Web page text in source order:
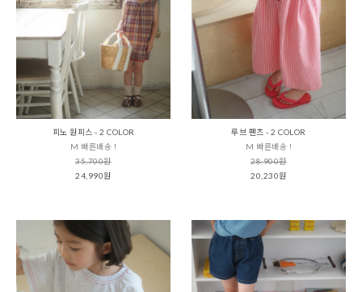
피노 원피스 - 2 COLOR
M 빠른배송 !
35,700원
24,990원
루브 팬츠 - 2 COLOR
M 빠른배송 !
28,900원
20,230원